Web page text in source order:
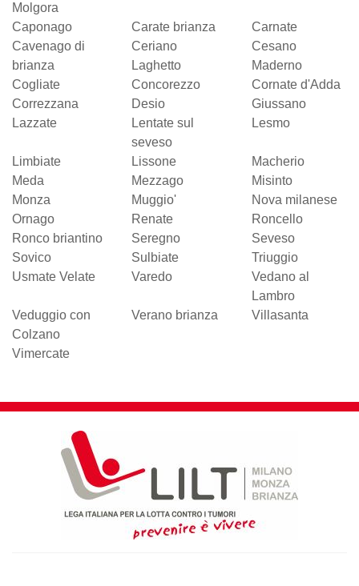
Molgora
Caponago Carate brianza
Carnate
Cavenago di
brianza
Ceriano
Laghetto
Cesano
Maderno
Cogliate
Concorezzo
Cornate d'Adda
Correzzana
Desio
Giussano
Lazzate
Lentate sul
seveso
Lesmo
Limbiate Lissone
Macherio
Meda
Mezzago
Misinto
Monza
Muggio'
Nova milanese
Ornago
Renate
Roncello
Ronco briantino
Seregno
Seveso
Sovico
Sulbiate
Triuggio
Usmate Velate
Varedo
Vedano al
Lambro
Veduggio con
Colzano
Verano brianza Villasanta
Vimercate